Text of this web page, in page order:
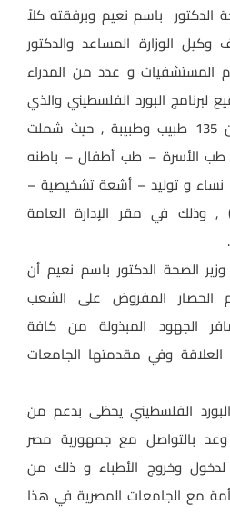
الدكتور باسم نعيم وبرفقته كلاً
الوزارة المساعد والدكتور
المستشفيات و عدد من المدراء
لبرنامج البورد الفلسطيني والذي
تقدم له ما يقارب من 135 طبيب وطبيبة , حيث شملت
الأسرة – طب أطفال – باطنه
و توليد – أشعة تشخيصية –
, وذلك في مقر الإدارة العامة
الصحة الدكتور باسم نعيم أن
الحصار المفروض على الشعب
الجهود المبذولة من كافة
العلاقة وفي مقدمتها الجامعات
الفلسطيني يحظى بدعم من
وعد بالتواصل مع جمهورية مصر
لدخول وخروج الأطباء و ذلك من
مع الجامعات المصرية في هذا